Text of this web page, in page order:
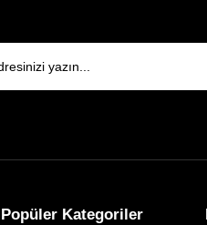
Popüler Kategoriler